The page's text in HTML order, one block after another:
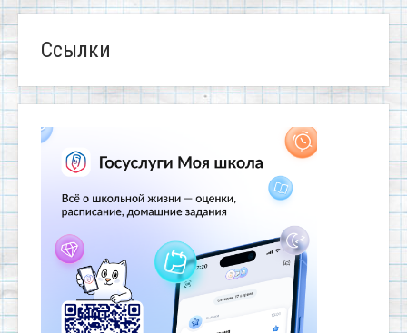
Ссылки